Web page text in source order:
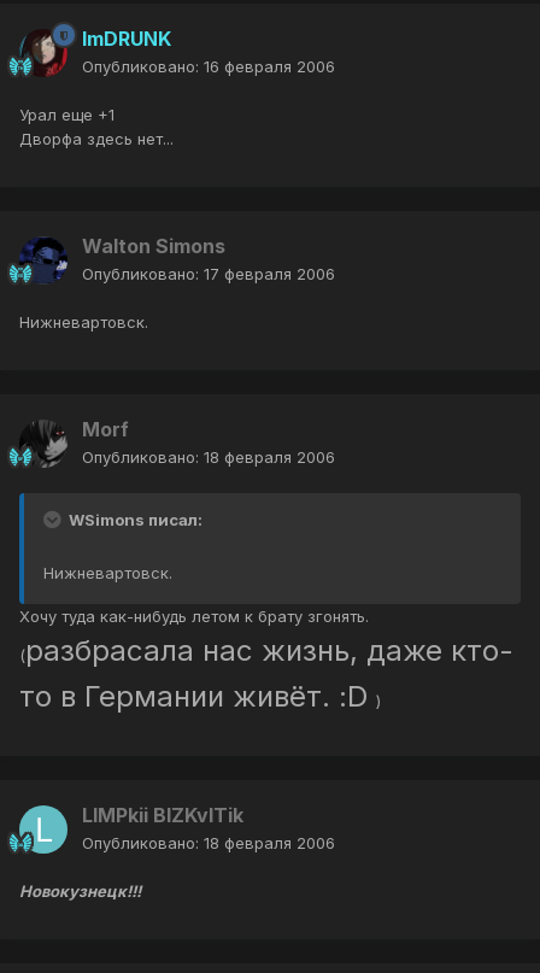
ImDRUNK
Опубликовано: 16 февраля 2006
Урал еще +1
Дворфа здесь нет...
Walton Simons
Опубликовано: 17 февраля 2006
Нижневартовск.
Morf
Опубликовано: 18 февраля 2006
WSimons писал:
Нижневартовск.
Хочу туда как-нибудь летом к брату згонять.
(разбрасала нас жизнь, даже кто-
то в Германии живёт. :D )
LIMPkii BIZKvITik
Опубликовано: 18 февраля 2006
Новокузнецк!!!